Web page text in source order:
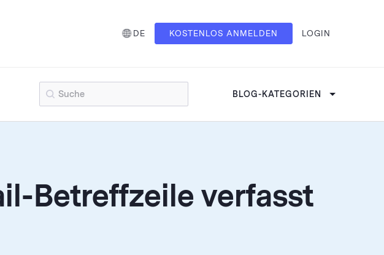
DE KOSTENLOS ANMELDEN LOGIN
BLOG-KATEGORIEN
Betreffzeile verfasst